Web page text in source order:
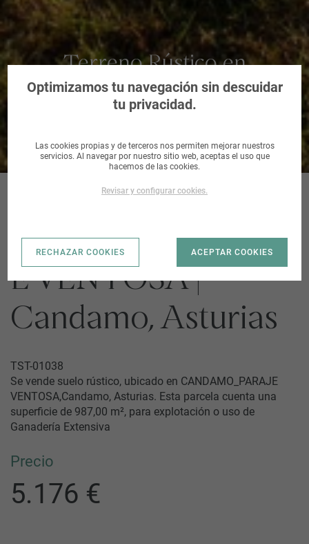
Terreno Rústico en
Candamo, Asturias
CANDAMO_PARAJ
E VENTOSA |
Candamo, Asturias
TST-01038
Se vende suelo rústico, ubicado en CANDAMO_PARAJE
VENTOSA,Candamo, Asturias. Esta parcela cuenta una
superficie de 987,00 m², para explotación o uso de
Ganadería Extensiva
Precio
5.176 €
Optimizamos tu navegación sin descuidar
tu privacidad.
Las cookies propias y de terceros nos permiten mejorar nuestros
servicios. Al navegar por nuestro sitio web, aceptas el uso que
hacemos de las cookies.
Revisar y configurar cookies.
RECHAZAR COOKIES ACEPTAR COOKIES